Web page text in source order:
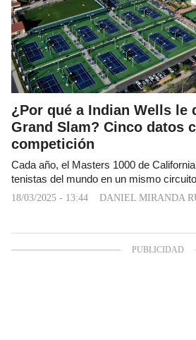
¿Por qué a Indian Wells le
Grand Slam? Cinco datos
competición
Cada año, el Masters 1000 de
tenistas del mundo en un mismo
18/03/2025 - 13:44 DANIEL MIRANDA